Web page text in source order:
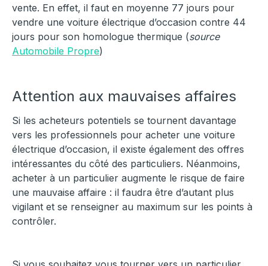
vente. En effet, il faut en moyenne 77 jours pour
vendre une voiture électrique d’occasion contre 44
jours pour son homologue thermique (source
Automobile Propre)
Attention aux mauvaises affaires
Si les acheteurs potentiels se tournent davantage
vers les professionnels pour acheter une voiture
électrique d’occasion, il existe également des offres
intéressantes du côté des particuliers. Néanmoins,
acheter à un particulier augmente le risque de faire
une mauvaise affaire : il faudra être d’autant plus
vigilant et se renseigner au maximum sur les points à
contrôler.